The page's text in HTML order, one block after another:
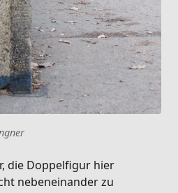
die Doppelfigur hier
nebeneinander zu